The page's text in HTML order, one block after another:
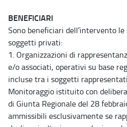
BENEFICIARI
Sono beneficiari dell’intervento
soggetti privati:
1. Organizzazioni di
e/o associati, operativi su base
incluse tra i soggetti
Monitoraggio istituito con
di Giunta Regionale del 28
ammissibili esclusivamente se